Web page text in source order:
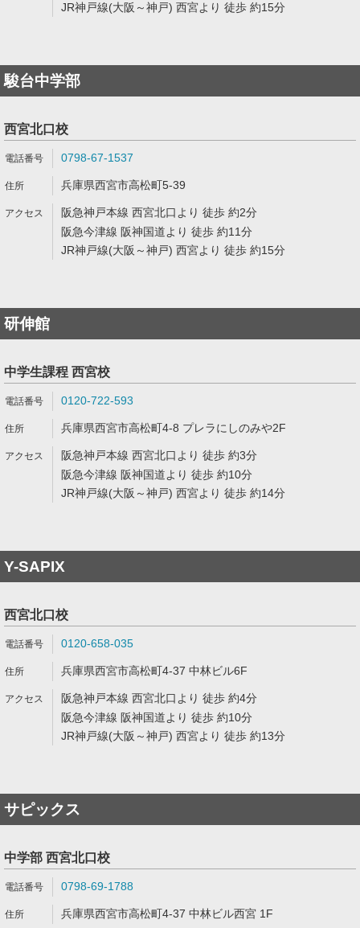
JR神戸線(大阪～神戸) 西宮より 徒歩 約15分
駿台中学部
西宮北口校
0798-67-1537
兵庫県西宮市高松町5-39
阪急神戸本線 西宮北口より 徒歩 約2分
阪急今津線 阪神国道より 徒歩 約11分
JR神戸線(大阪～神戸) 西宮より 徒歩 約15分
研伸館
中学生課程 西宮校
0120-722-593
兵庫県西宮市高松町4-8 プレラにしのみや2F
阪急神戸本線 西宮北口より 徒歩 約3分
阪急今津線 阪神国道より 徒歩 約10分
JR神戸線(大阪～神戸) 西宮より 徒歩 約14分
Y-SAPIX
西宮北口校
0120-658-035
兵庫県西宮市高松町4-37 中林ビル6F
阪急神戸本線 西宮北口より 徒歩 約4分
阪急今津線 阪神国道より 徒歩 約10分
JR神戸線(大阪～神戸) 西宮より 徒歩 約13分
サピックス
中学部 西宮北口校
0798-69-1788
兵庫県西宮市高松町4-37 中林ビル西宮 1F